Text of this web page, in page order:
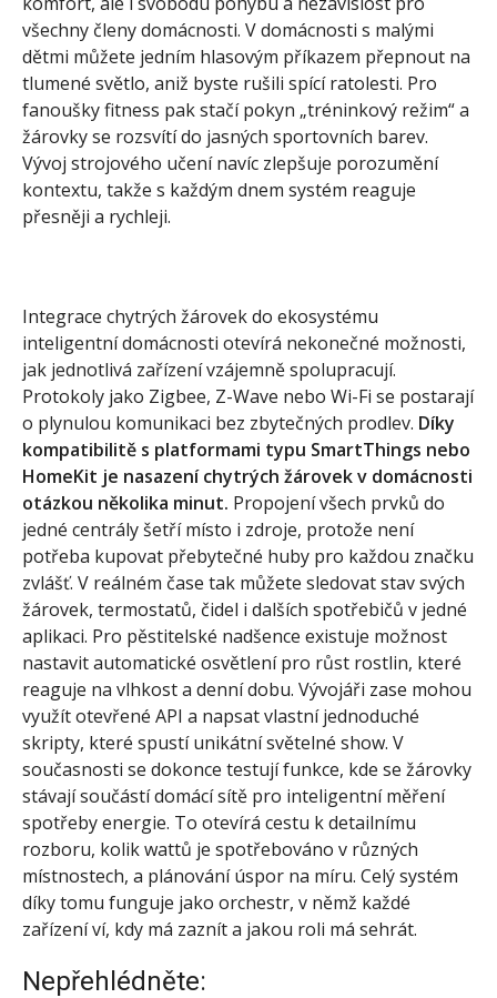
všechny členy domácnosti. V domácnosti s malými
dětmi můžete jedním hlasovým příkazem přepnout na
tlumené světlo, aniž byste rušili spící ratolesti. Pro
fanoušky fitness pak stačí pokyn „tréninkový režim“ a
žárovky se rozsvítí do jasných sportovních barev.
Vývoj strojového učení navíc zlepšuje porozumění
kontextu, takže s každým dnem systém reaguje
přesněji a rychleji.
Integrace chytrých žárovek do ekosystému
inteligentní domácnosti otevírá nekonečné možnosti,
jak jednotlivá zařízení vzájemně spolupracují.
Protokoly jako Zigbee, Z-Wave nebo Wi-Fi se postarají
o plynulou komunikaci bez zbytečných prodlev. Díky
kompatibilitě s platformami typu SmartThings nebo
HomeKit je nasazení chytrých žárovek v domácnosti
otázkou několika minut. Propojení všech prvků do
jedné centrály šetří místo i zdroje, protože není
potřeba kupovat přebytečné huby pro každou značku
zvlášť. V reálném čase tak můžete sledovat stav svých
žárovek, termostatů, čidel i dalších spotřebičů v jedné
aplikaci. Pro pěstitelské nadšence existuje možnost
nastavit automatické osvětlení pro růst rostlin, které
reaguje na vlhkost a denní dobu. Vývojáři zase mohou
využít otevřené API a napsat vlastní jednoduché
skripty, které spustí unikátní světelné show. V
současnosti se dokonce testují funkce, kde se žárovky
stávají součástí domácí sítě pro inteligentní měření
spotřeby energie. To otevírá cestu k detailnímu
rozboru, kolik wattů je spotřebováno v různých
místnostech, a plánování úspor na míru. Celý systém
díky tomu funguje jako orchestr, v němž každé
zařízení ví, kdy má zaznít a jakou roli má sehrát.
Nepřehlédněte: